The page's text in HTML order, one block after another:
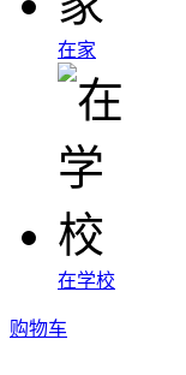
在家
在学校
购物车